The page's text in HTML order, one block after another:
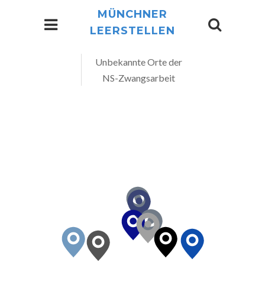
MÜNCHNER
LEERSTELLEN
Unbekannte Orte der
NS-Zwangsarbeit